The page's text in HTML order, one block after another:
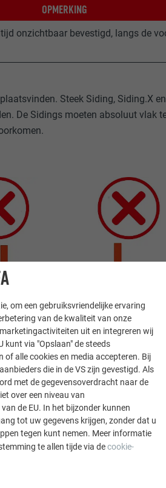
OPMERKING
onzichtbaar bevestigd, langs de
Steek Siding, Siding.X
De Sidings moeten absoluut vlak
om een gebruiksvriendelijke ervaring
van de kwaliteit van onze
uit en integreren wij
kunt via "Opslaan" de steeds
of alle cookies en media accepteren. Bij
die in de VS zijn gevestigd. Als
met de gegevensoverdracht naar de
over een niveau van
de EU. In het bijzonder kunnen
tot uw gegevens krijgen, zonder dat u
tegen kunt nemen. Meer informatie
te allen tijde via decookie-